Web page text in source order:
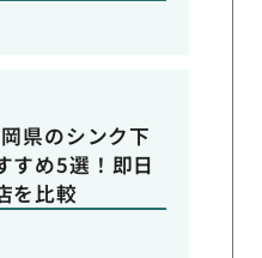
県のシンク下
すめ5選！即日
を比較